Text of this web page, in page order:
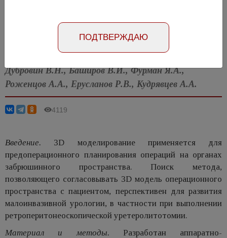
Статья на русском
Статья на английском
Дубровин В.Н., Баширов В.И., Фурман Я.А.,
Роженцов А.А., Ерусланов Р.В., Кудрявцев А.А.
4119
Введение. 3D моделирование применяется для
предоперационного планирования операций на органах
забрюшинного пространства. Поиск метода,
позволяющего согласовывать 3D модель операционного
пространства с пациентом, перспективен для развития
малоинвазивной урологии, в частности при выполнении
ретроперитонеоскопической уретеролитотомии.
Материал и методы. Разработан аппаратно-
ПОДТВЕРЖДАЮ